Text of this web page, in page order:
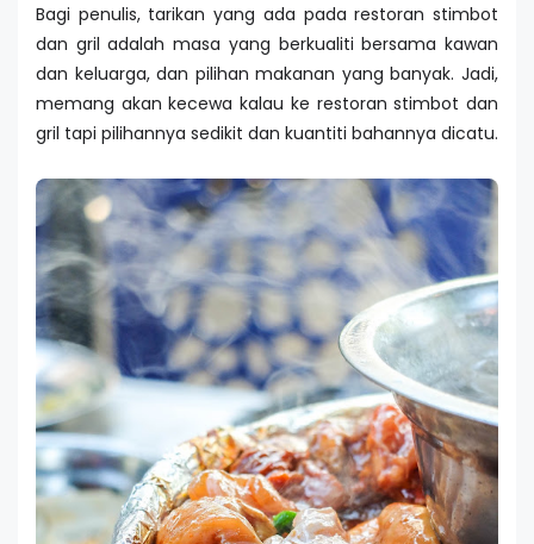
Bagi penulis, tarikan yang ada pada restoran stimbot
dan gril adalah masa yang berkualiti bersama kawan
dan keluarga, dan pilihan makanan yang banyak. Jadi,
memang akan kecewa kalau ke restoran stimbot dan
gril tapi pilihannya sedikit dan kuantiti bahannya dicatu.